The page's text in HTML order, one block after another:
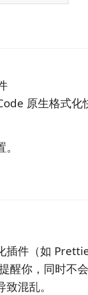
Code 原生格式
插件（如
醒你，同时不
混乱。